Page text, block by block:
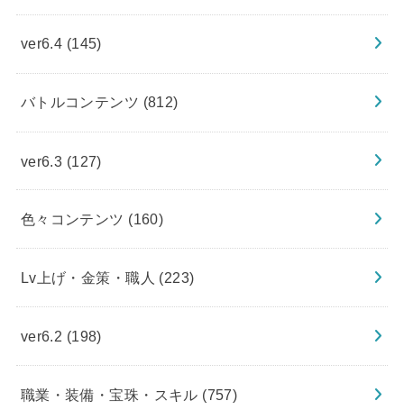
ver6.4 (145)
バトルコンテンツ (812)
ver6.3 (127)
色々コンテンツ (160)
Lv上げ・金策・職人 (223)
ver6.2 (198)
職業・装備・宝珠・スキル (757)